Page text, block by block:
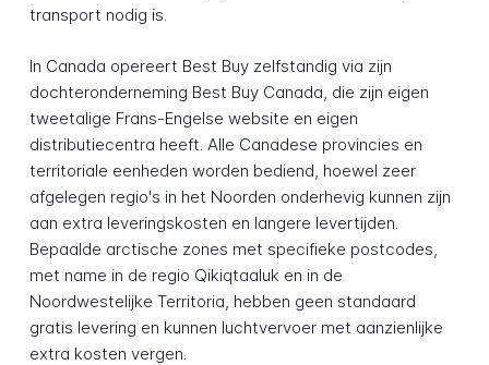
transport nodig is.
In Canada opereert Best Buy zelfstandig via zijn
dochteronderneming Best Buy Canada, die zijn eigen
tweetalige Frans-Engelse website en eigen
distributiecentra heeft. Alle Canadese provincies en
territoriale eenheden worden bediend, hoewel zeer
afgelegen regio's in het Noorden onderhevig kunnen zijn
aan extra leveringskosten en langere levertijden.
Bepaalde arctische zones met specifieke postcodes,
met name in de regio Qikiqtaaluk en in de
Noordwestelijke Territoria, hebben geen standaard
gratis levering en kunnen luchtvervoer met aanzienlijke
extra kosten vergen.